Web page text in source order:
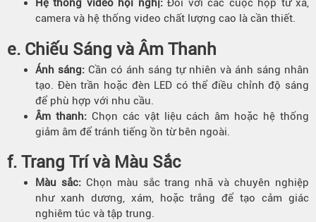
Hệ thống video hội nghị:Đối với các cuộc họp từ xa,
camera và hệ thống video chất lượng cao là cần thiết.
e. Chiếu Sáng và Âm Thanh
Ánh sáng: Cần có ánh sáng tự nhiên và ánh sáng nhân
tạo. Đèn trần hoặc đèn LED có thể điều chỉnh độ sáng
để phù hợp với nhu cầu.
Âm thanh:Chọn các vật liệu cách âm hoặc hệ thống
giảm âm để tránh tiếng ồn từ bên ngoài.
f. Trang Trí và Màu Sắc
Màu sắc:Chọn màu sắc trang nhã và chuyên nghiệp
như xanh dương, xám, hoặc trắng để tạo cảm giác
nghiêm túc và tập trung.